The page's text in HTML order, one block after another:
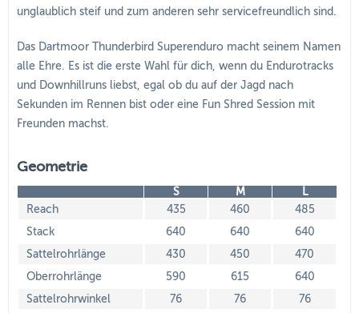
unglaublich steif und zum anderen sehr servicefreundlich sind.
Das Dartmoor Thunderbird Superenduro macht seinem Namen
alle Ehre. Es ist die erste Wahl für dich, wenn du Endurotracks
und Downhillruns liebst, egal ob du auf der Jagd nach
Sekunden im Rennen bist oder eine Fun Shred Session mit
Freunden machst.
Geometrie
S M
L
Reach
435 460
485
Stack
640 640
640
Sattelrohrlänge
430 450
470
Oberrohrlänge
590 615
640
Sattelrohrwinkel
76 76 76